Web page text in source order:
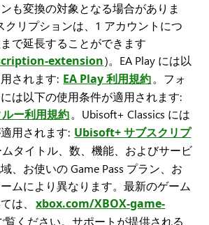
も変換の対象となる場合がありま
クリプションは、1 アカウントにつ
で延長することができます
extension)。EA Play には以
されます: EA Play 利用規約。フォ
は以下の使用条件が適用されます:
ー利用規約。Ubisoft+ Classics には
用されます: Ubisoft+ サブスクリプ
ムタイトル、数、機能、およびサービ
、お使いの Game Pass プラン、お
ムにより異なります。最新のゲーム
は、 xbox.com/XBOX-game-
覧ください。サポートが提供される